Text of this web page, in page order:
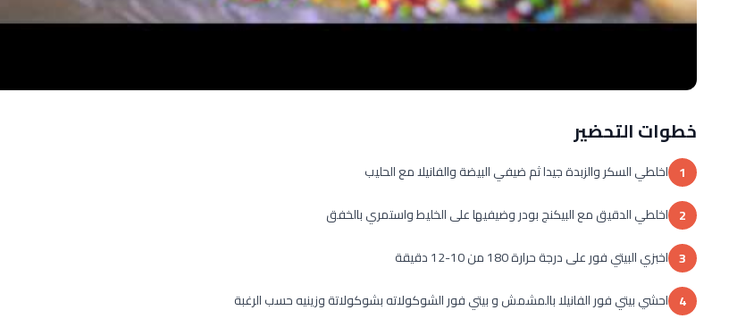
خطوات التحضير
1 اخلطي السكر والزبدة جيدا ثم ضيفي البيضة والفانيلا مع الحليب
2 اخلطي الدقيق مع البيكنج بودر وضيفيها على الخليط واستمري بالخفق
3 اخبزي البيتي فور على درجة حرارة 180 من 10-12 دقيقة
4 احشي بيتي فور الفانيلا بالمشمش و بيتي فور الشوكولاته بشوكولاتة وزينيه حسب الرغبة